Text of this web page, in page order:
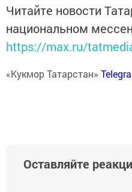
Читайте новости
национальном
https://max.ru/
«Кукмор Татарстан»
Оставляйте